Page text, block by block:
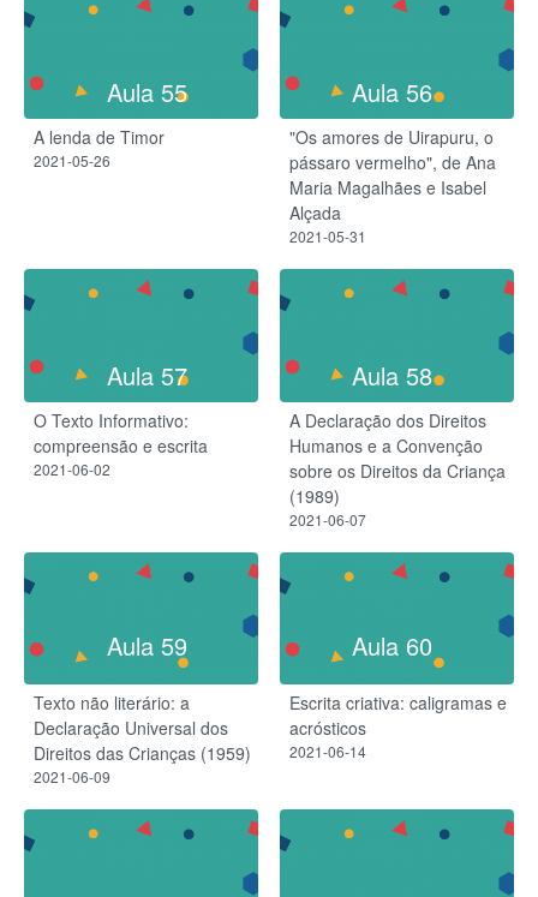
Aula 55
A lenda de Timor
2021-05-26
Aula 56
"Os amores de Uirapuru, o
pássaro vermelho", de Ana
Maria Magalhães e Isabel
Alçada
2021-05-31
Aula 57
O Texto Informativo:
compreensão e escrita
2021-06-02
Aula 58
A Declaração dos Direitos
Humanos e a Convenção
sobre os Direitos da Criança
(1989)
2021-06-07
Aula 59
Texto não literário: a
Declaração Universal dos
Direitos das Crianças (1959)
2021-06-09
Aula 60
Escrita criativa: caligramas e
acrósticos
2021-06-14